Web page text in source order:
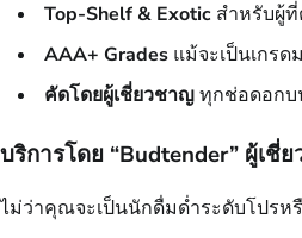
Top-Shelf & Exotic สำหรับผู้
AAA+ Grades แม้จะเป็นเกร
คัดโดยผู้เชี่ยวชาญทุกช่อดอกบ
บริการโดย “Budtender” ผู้เชี่
ไม่ว่าคุณจะเป็นนักดื่มด่ำระดับโปรห